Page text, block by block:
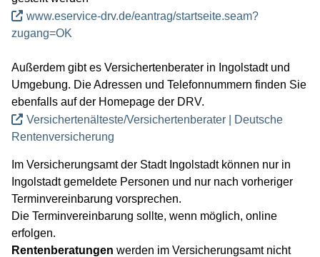
Kultur
Service
Wirtschaft
Gäste
www.eservice-drv.de/eantrag/startseite.seam?
zugang=OK
Außerdem gibt es Versichertenberater in Ingolstadt und
Umgebung. Die Adressen und Telefonnummern finden Sie
ebenfalls auf der Homepage der DRV.
Versichertenälteste/Versichertenberater | Deutsche
Rentenversicherung
Im Versicherungsamt der Stadt Ingolstadt können nur in
Ingolstadt gemeldete Personen und nur nach vorheriger
Terminvereinbarung vorsprechen.
Die Terminvereinbarung sollte, wenn möglich, online
erfolgen.
Rentenberatungen werden im Versicherungsamt nicht